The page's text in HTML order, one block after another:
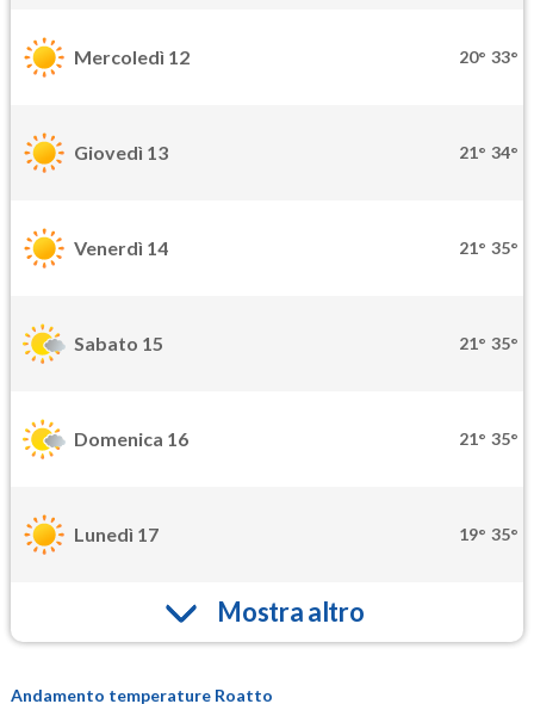
Mercoledì 12 20° 33°
Giovedì 13 21° 34°
Venerdì 14 21° 35°
Sabato 15 21° 35°
Domenica 16 21° 35°
Lunedì 17 19° 35°
Mostra altro
Andamento temperature Roatto